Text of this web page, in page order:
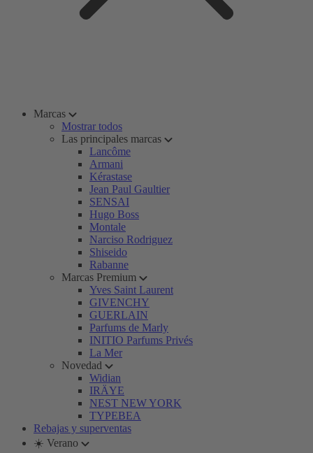
Marcas
Mostrar todos
Las principales marcas
Lancôme
Armani
Kérastase
Jean Paul Gaultier
SENSAI
Hugo Boss
Montale
Narciso Rodriguez
Shiseido
Rabanne
Marcas Premium
Yves Saint Laurent
GIVENCHY
GUERLAIN
Parfums de Marly
INITIO Parfums Privés
La Mer
Novedad
Widian
IRÄYE
NEST NEW YORK
TYPEBEA
Rebajas y superventas
☀️ Verano